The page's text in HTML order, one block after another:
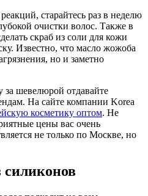
старайтесь раз в неделю
очистки волос. Также в
скраб из соли для кожи
Известно, что масло жожоба
но и заметно
за шевелюрой отдавайте
На сайте компании Korea
косметику оптом. Не
цены вас очень
не только по Москве, но
силиконов